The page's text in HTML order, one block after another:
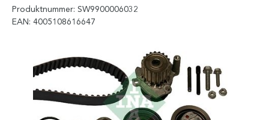
Produktnummer: SW9900006032
EAN: 4005108616647